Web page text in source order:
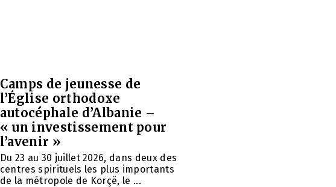
Camps de jeunesse de
l’Église orthodoxe
autocéphale d’Albanie –
« un investissement pour
l’avenir »
Du 23 au 30 juillet 2026, dans deux des
centres spirituels les plus importants
de la métropole de Korçë, le ...